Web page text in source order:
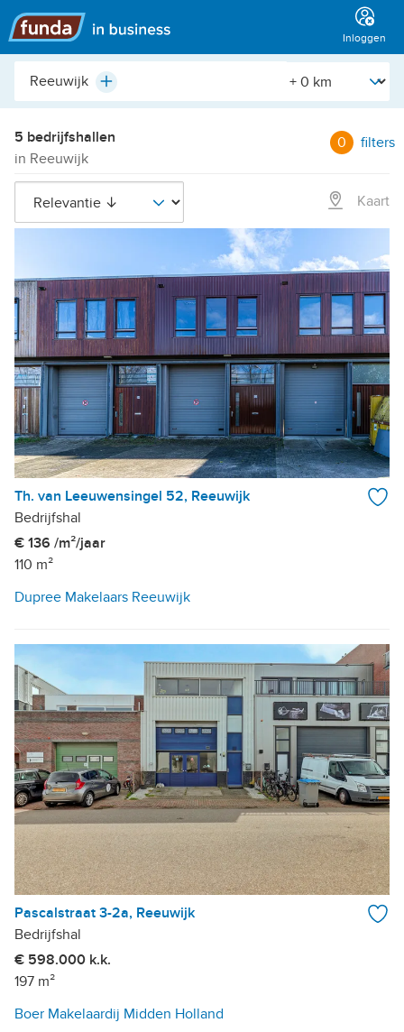
Hoofdmenu
Inloggen
Plaats,
etc.
Plus [Straal]
5 bedrijfshallen
in Reeuwijk
0 filters
Kaart
Th. van Leeuwensingel 52, Reeuwijk
Bedrijfshal
€ 136 /m²/jaar
110 m²
Dupree Makelaars Reeuwijk
Pascalstraat 3-2a, Reeuwijk
Bedrijfshal
€ 598.000 k.k.
197 m²
Boer Makelaardij Midden Holland